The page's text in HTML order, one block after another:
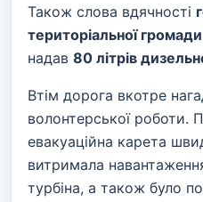
Також слова вдячності
територіальної
надав 80 літрів
Втім дорога вкотре
волонтерської роботи.
евакуаційна карета
витримала
турбіна, а також було